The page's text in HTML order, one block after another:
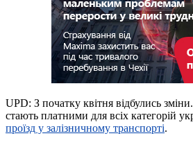
UPD: З початку квітня відбулись
стають платними для всіх категорій
проїзд у залізничному транспорті.